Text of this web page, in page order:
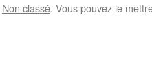
Non classé. Vous pouvez le